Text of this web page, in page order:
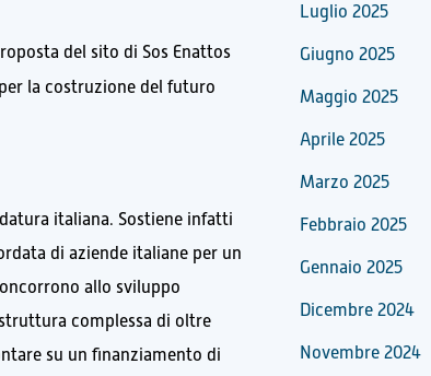
del sito di Sos Enattos
la costruzione del futuro
italiana. Sostiene infatti
di aziende italiane per un
allo sviluppo
complessa di oltre
su un finanziamento di
Luglio 2025
Giugno 2025
Maggio 2025
Aprile 2025
Marzo 2025
Febbraio 2025
Gennaio 2025
Dicembre 2024
Novembre 2024